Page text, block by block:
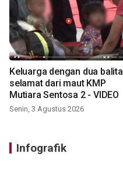
Keluarga dengan dua balita
selamat dari maut KMP
Mutiara Sentosa 2 - VIDEO
Senin, 3 Agustus 2026
Infografik